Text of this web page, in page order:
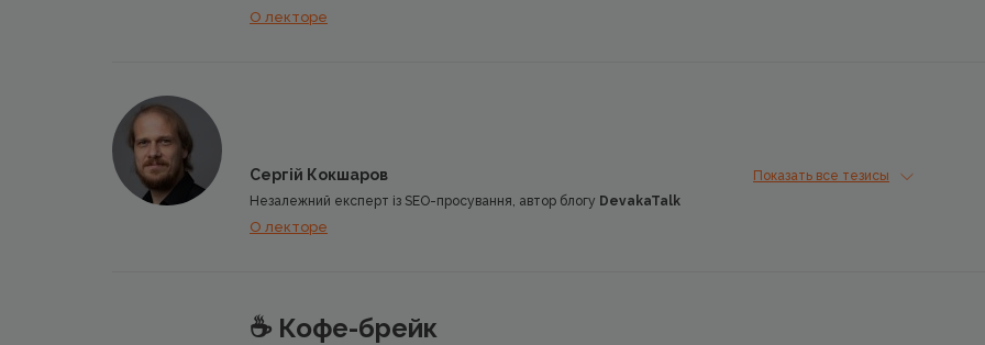
О лекторе
Сергій Кокшаров
Незалежний експерт із SEO-просування, автор блогу DevakaTalk
О лекторе
Показать все тезисы
☕️ Кофе-брейк